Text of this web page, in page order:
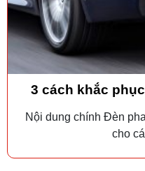
3 cách khắc
Nội dung chính Đèn
cho